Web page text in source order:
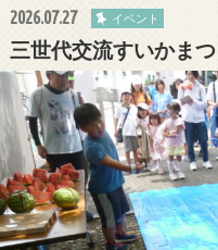
2026.07.27 イベント
三世代交流すいかま